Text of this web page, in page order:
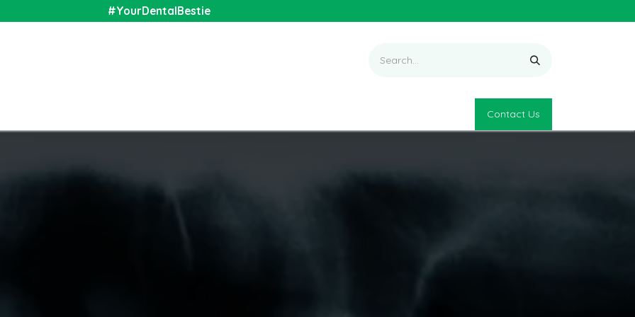
#YourDentalBestie
Contact Us